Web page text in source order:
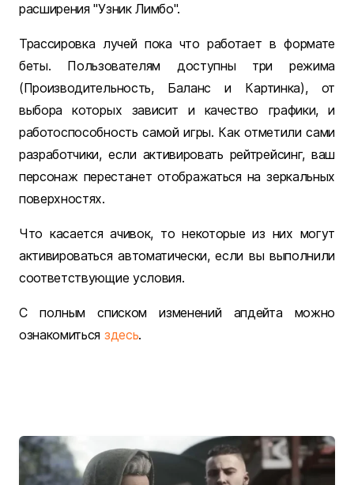
расширения "Узник Лимбо".
Трассировка лучей пока что работает в формате
беты. Пользователям доступны три режима
(Производительность, Баланс и Картинка), от
выбора которых зависит и качество графики, и
работоспособность самой игры. Как отметили сами
разработчики, если активировать рейтрейсинг, ваш
персонаж перестанет отображаться на зеркальных
поверхностях.
Что касается ачивок, то некоторые из них могут
активироваться автоматически, если вы выполнили
соответствующие условия.
С полным списком изменений апдейта можно
ознакомиться здесь.